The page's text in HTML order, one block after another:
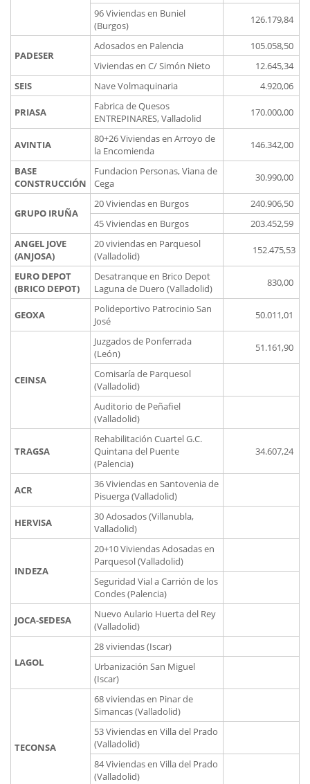
96 Viviendas en Buniel
(Burgos)
126.179,84
PADESER
Adosados en Palencia
105.058,50
Viviendas en C/ Simón Nieto
12.645,34
SEIS
Nave Volmaquinaria 4.920,06
PRIASA
Fabrica de Quesos
ENTREPINARES, Valladolid
170.000,00
AVINTIA
80+26 Viviendas en Arroyo de
la Encomienda
146.342,00
BASE
CONSTRUCCIÓN
Fundacion Personas, Viana de
Cega
30.990,00
GRUPO IRUÑA
20 Viviendas en Burgos
240.906,50
45 Viviendas en Burgos
203.452,59
ANGEL JOVE
(ANJOSA)
20 viviendas en Parquesol
(Valladolid)
152.475,53
EURO DEPOT
(BRICO DEPOT)
Desatranque en Brico Depot
Laguna de Duero (Valladolid)
830,00
GEOXA
Polideportivo Patrocinio San
José
50.011,01
CEINSA
Juzgados de Ponferrada
(León)
51.161,90
Comisaría de Parquesol
(Valladolid)
Auditorio de Peñafiel
(Valladolid)
TRAGSA
Rehabilitación Cuartel G.C.
Quintana del Puente
(Palencia)
34.607,24
ACR
36 Viviendas en Santovenia de
Pisuerga (Valladolid)
HERVISA
30 Adosados (Villanubla,
Valladolid)
INDEZA
20+10 Viviendas Adosadas en
Parquesol (Valladolid)
Seguridad Vial a Carrión de los
Condes (Palencia)
JOCA-SEDESA
Nuevo Aulario Huerta del Rey
(Valladolid)
LAGOL
28 viviendas (Iscar)
Urbanización San Miguel
(Iscar)
TECONSA
68 viviendas en Pinar de
Simancas (Valladolid)
53 Viviendas en Villa del Prado
(Valladolid)
84 Viviendas en Villa del Prado
(Valladolid)